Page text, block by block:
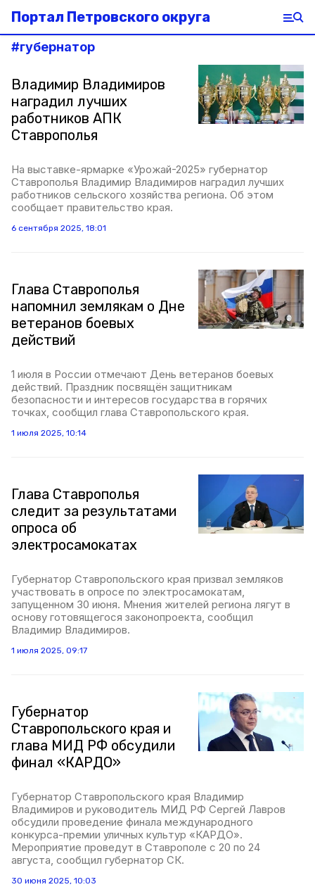
Портал Петровского округа
#губернатор
Владимир Владимиров
наградил лучших
работников АПК
Ставрополья
На выставке-ярмарке «Урожай-2025» губернатор
Ставрополья Владимир Владимиров наградил лучших
работников сельского хозяйства региона. Об этом
сообщает правительство края.
6 сентября 2025, 18:01
Глава Ставрополья
напомнил землякам о Дне
ветеранов боевых
действий
1 июля в России отмечают День ветеранов боевых
действий. Праздник посвящён защитникам
безопасности и интересов государства в горячих
точках, сообщил глава Ставропольского края.
1 июля 2025, 10:14
Глава Ставрополья
следит за результатами
опроса об
электросамокатах
Губернатор Ставропольского края призвал земляков
участвовать в опросе по электросамокатам,
запущенном 30 июня. Мнения жителей региона лягут в
основу готовящегося законопроекта, сообщил
Владимир Владимиров.
1 июля 2025, 09:17
Губернатор
Ставропольского края и
глава МИД РФ обсудили
финал «КАРДО»
Губернатор Ставропольского края Владимир
Владимиров и руководитель МИД РФ Сергей Лавров
обсудили проведение финала международного
конкурса-премии уличных культур «КАРДО».
Мероприятие проведут в Ставрополе с 20 по 24
августа, сообщил губернатор СК.
30 июня 2025, 10:03